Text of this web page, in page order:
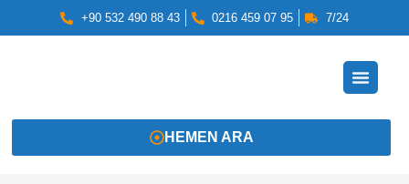
+90 532 490 88 43 0216 459 07 95 7/24
HEMEN ARA